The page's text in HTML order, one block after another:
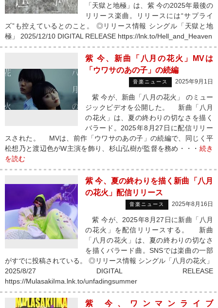
「天獄と地極」は、紫 今の2025年最後の
リリース楽曲。リリースには“サプライ
ズ”も控えているとのこと。 ◎リリース情報 シングル「天獄と地
極」 2025/12/10 DIGITAL RELEASE https://lnk.to/Hell_and_Heaven
紫 今、新曲「八月の花火」MVは
「ウワサのあの子」の続編
音楽ニュース 2025年9月1日
紫 今が、新曲「八月の花火」 のミュー
ジックビデオを公開した。 新曲「八月
の花火」は、夏の終わりの切なさを描く
バラード。2025年8月27日に配信リリー
スされた。 MVは、前作「ウワサのあの子」の続編で、同じく平
松想乃と渡辺色がW主演を飾り、杉山弘樹が監督を務め・・・ 続き
を読む
紫 今、夏の終わりを描く新曲「八月
の花火」配信リリース
音楽ニュース 2025年8月16日
紫 今が、2025年8月27日に新曲「八月
の花火」を配信リリースする。 新曲
「八月の花火」は、夏の終わりの切なさ
を描くバラード曲。SNSでは楽曲の一部
がすでに投稿されている。 ◎リリース情報 シングル「八月の花火」
2025/8/27 DIGITAL RELEASE
https://MulasakiIma.lnk.to/unfadingsummer
紫 今、ワンマンライブ